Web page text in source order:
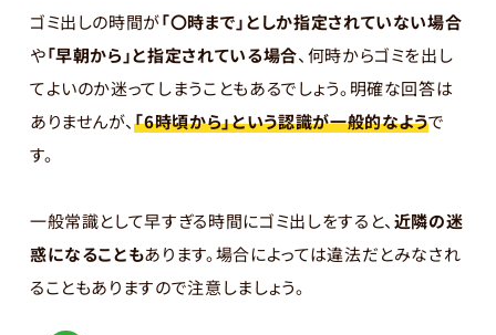
ゴミ出しの時間が「〇時まで」としか指定されていない場合
や「早朝から」と指定されている場合、何時からゴミを出し
てよいのか迷ってしまうこともあるでしょう。明確な回答は
ありませんが、「6時頃から」という認識が一般的なようで
す。
一般常識として早すぎる時間にゴミ出しをすると、近隣の迷
惑になることもあります。場合によっては違法だとみなされ
ることもありますので注意しましょう。